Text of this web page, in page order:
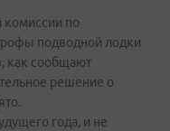
комиссии по
подводной лодки
как сообщают
решение о
года, и не